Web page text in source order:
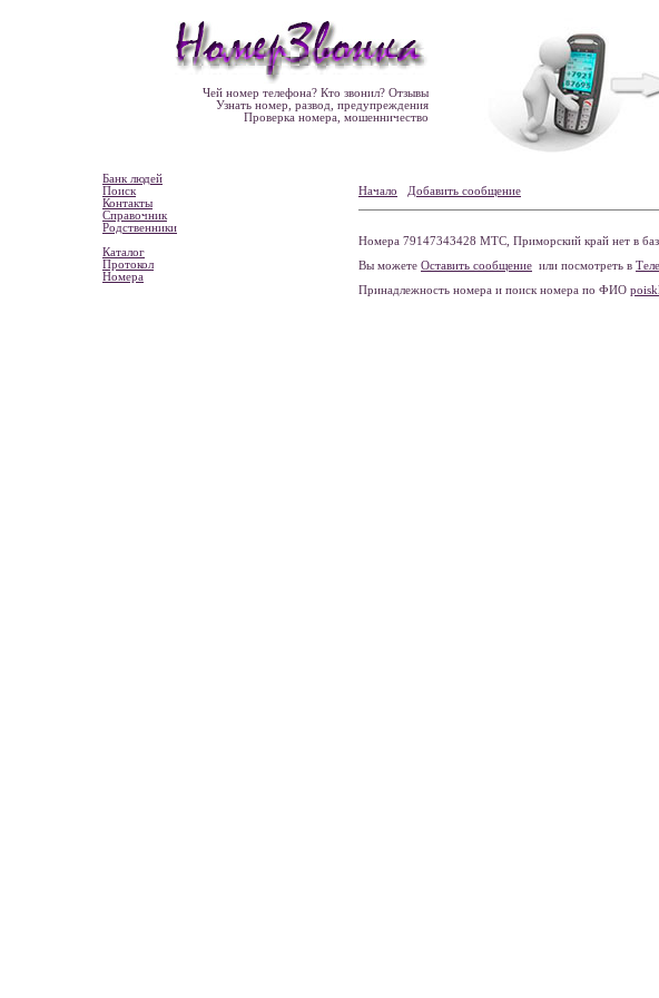
Чей номер телефона? Кто звонил? Отзывы
Узнать номер, развод, предупреждения
Проверка номера, мошенничество
Банк людей
Поиск
Контакты
Справочник
Родственники
Каталог
Протокол
Номера
Начало
Добавить сообщение
Номера 79147343428 МТС, Приморский край нет в
Вы можете Оставить сообщение или посмотреть в
Принадлежность номера и поиск номера по ФИО